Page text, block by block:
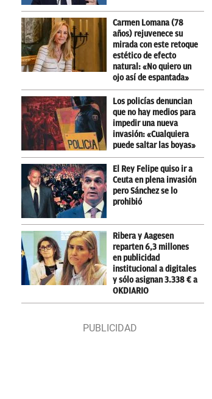
Carmen Lomana (78
años) rejuvenece su
mirada con este retoque
estético de efecto
natural: «No quiero un
ojo así de espantada»
Los policías denuncian
que no hay medios para
impedir una nueva
invasión: «Cualquiera
puede saltar las boyas»
El Rey Felipe quiso ir a
Ceuta en plena invasión
pero Sánchez se lo
prohibió
Ribera y Aagesen
reparten 6,3 millones
en publicidad
institucional a digitales
y sólo asignan 3.338 € a
OKDIARIO